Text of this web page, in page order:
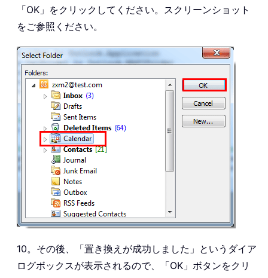
「OK」をクリックしてください。スクリーンショット
をご参照ください。
10。その後、「置き換えが成功しました」というダイア
ログボックスが表示されるので、「OK」ボタンをクリ